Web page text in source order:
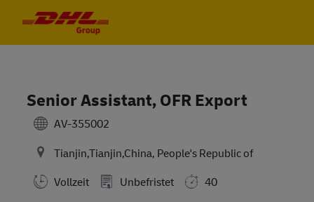
Senior Assistant, OFR Export
AV-355002
Tianjin,Tianjin,China, People's Republic of
Vollzeit
Unbefristet
40